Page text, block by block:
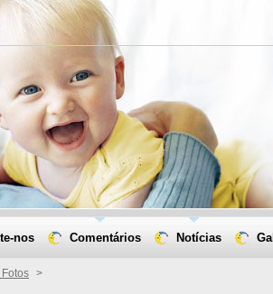
>
nos Comentários Notícias